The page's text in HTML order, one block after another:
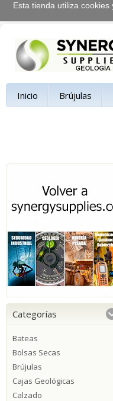
Inicio Brújulas
Categorías
Bateas
Bolsas Secas
Brújulas
Cajas Geológicas
Calzado
Esta tienda utiliza